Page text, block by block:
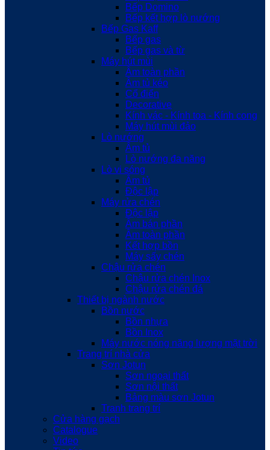
Bếp Domino
Bếp kết hợp lò nướng
Bếp Gas Kaff
Bếp gas
Bếp gas và từ
Máy hút mùi
Âm toàn phần
Âm tủ kéo
Cổ điển
Decorative
Kính vác - Kính toa - Kính cong
Máy hút mùi đảo
Lò nướng
Âm tủ
Lò nướng đa năng
Lò vi sóng
Âm tủ
Độc lập
Máy rửa chén
Độc lập
Âm bán phần
Âm toàn phần
Kết hợp bồn
Máy sấy chén
Chậu rửa chén
Chậu rửa chén Inox
Chậu rửa chén đá
Thiết bị ngành nước
Bồn nước
Bồn nhựa
Bồn Inox
Máy nước nóng năng lượng mặt trời
Trang trí nhà cửa
Sơn Jotun
Sơn ngoại thất
Sơn nội thất
Bảng màu sơn Jotun
Tranh trang trí
Cửa hàng gạch
Catalogue
Video